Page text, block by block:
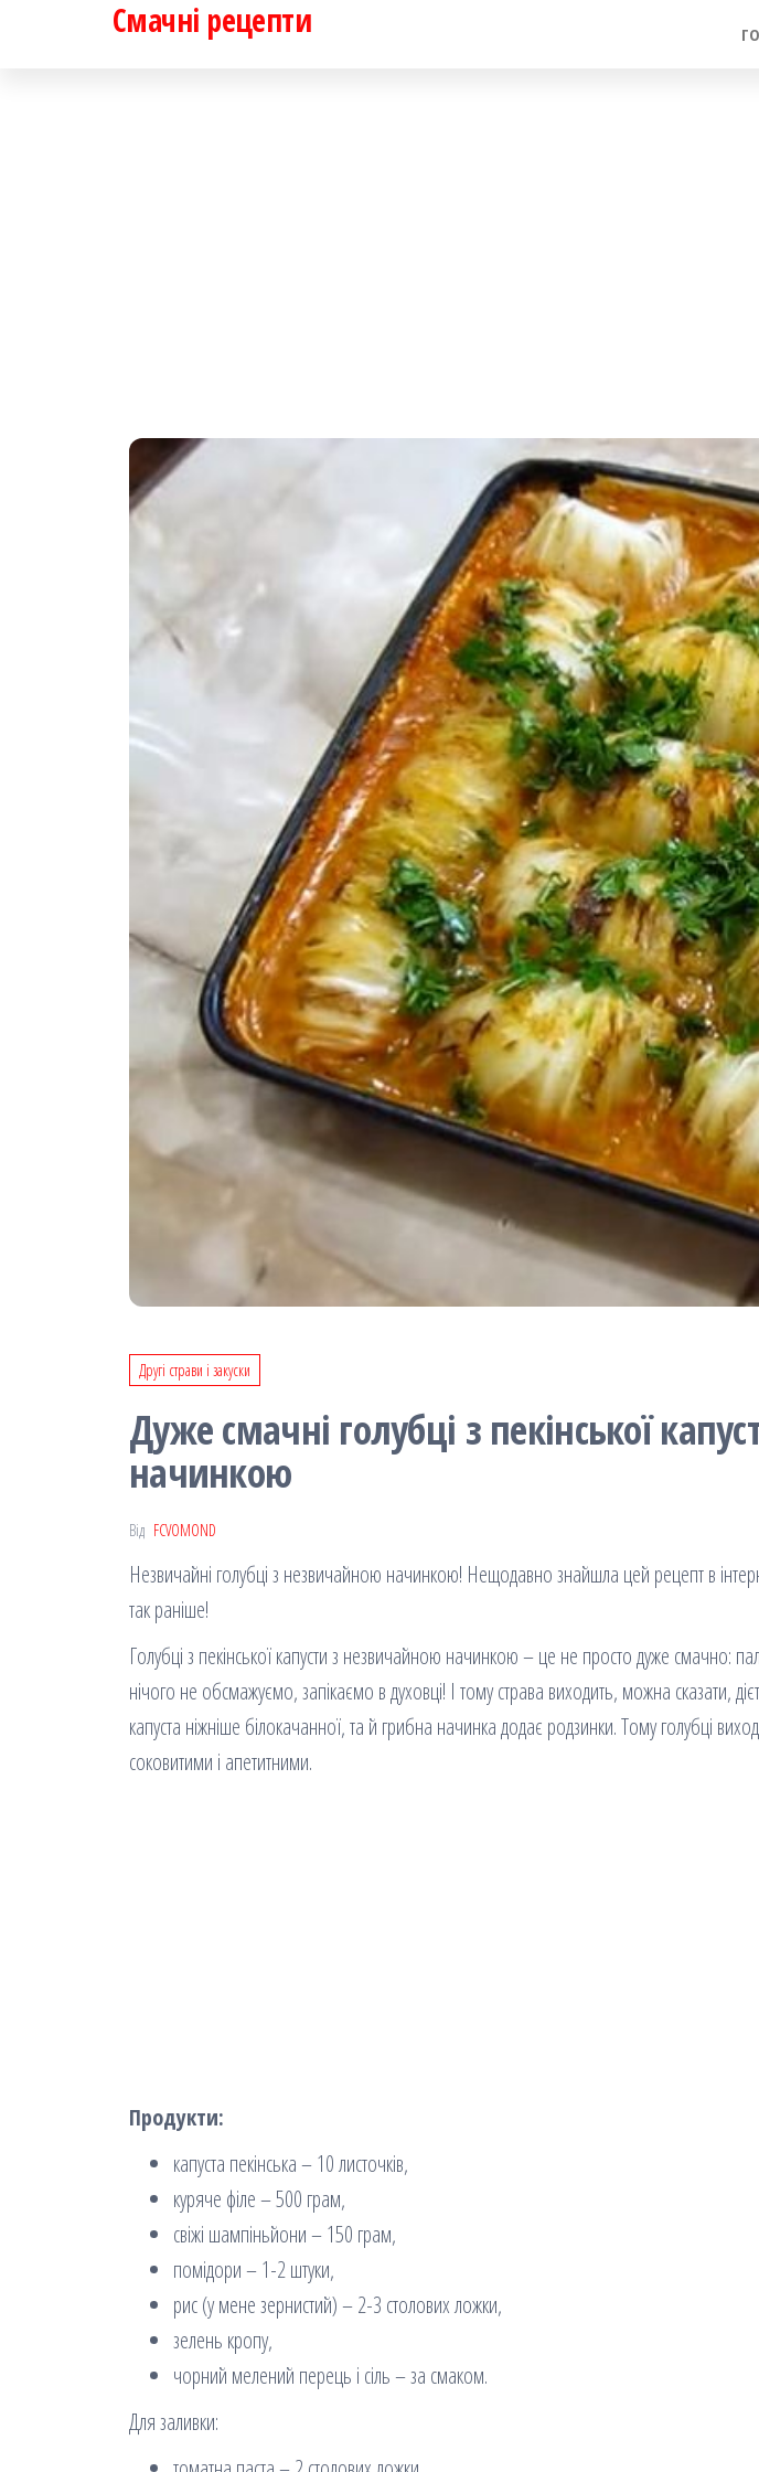
Смачні рецепти
Другі страви і закуски
Дуже смачні голубці з пекінської
начинкою
Від FCVOMOND
Незвичайні голубці з незвичайною начинкою! Нещодавно знайшла цей рецепт в
так раніше!
Голубці з пекінської капусти з незвичайною начинкою – це не просто дуже смачно:
нічого не обсмажуємо, запікаємо в духовці! І тому страва виходить, можна сказати,
капуста ніжніше білокачанної, та й грибна начинка додає родзинки. Тому голубці
соковитими і апетитними.
Продукти:
капуста пекінська – 10 листочків,
куряче філе – 500 грам,
свіжі шампіньйони – 150 грам,
помідори – 1-2 штуки,
рис (у мене зернистий) – 2-3 столових ложки,
зелень кропу,
чорний мелений перець і сіль – за смаком.
Для заливки: